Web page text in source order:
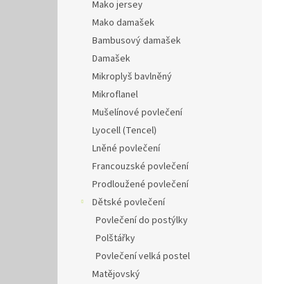
Mako jersey
Mako damašek
Bambusový damašek
Damašek
Mikroplyš bavlněný
Mikroflanel
Mušelínové povlečení
Lyocell (Tencel)
Lněné povlečení
Francouzské povlečení
Prodloužené povlečení
Dětské povlečení
Povlečení do postýlky
Polštářky
Povlečení velká postel
Matějovský